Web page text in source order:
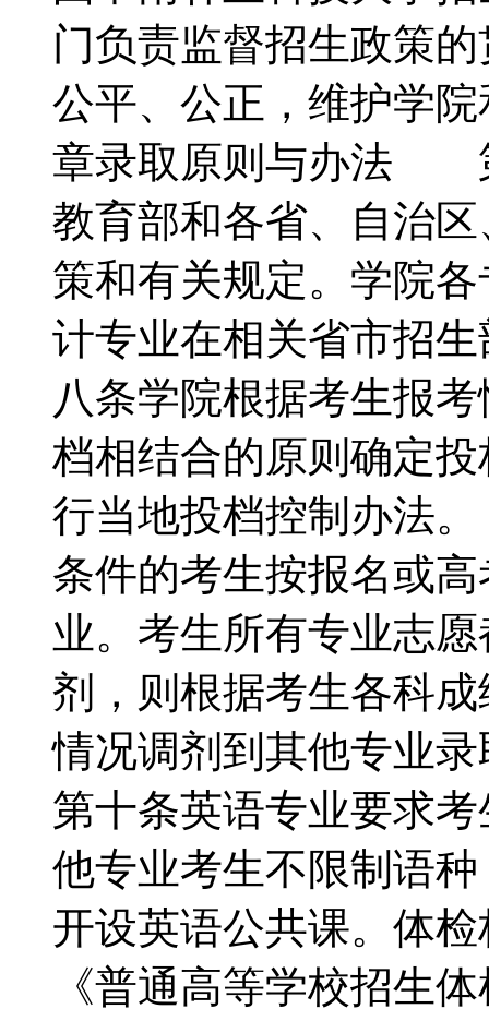
门负责监督招生政策
公平、公正，维护学
章录取原则与办法
教育部和各省、自治
策和有关规定。学院
计专业在相关省市招
八条学院根据考生报
档相结合的原则确定
行当地投档控制办法
条件的考生按报名或
业。考生所有专业志
剂，则根据考生各科
情况调剂到其他专
第十条英语专业要求
他专业考生不限制语
开设英语公共课。体
《普通高等学校招